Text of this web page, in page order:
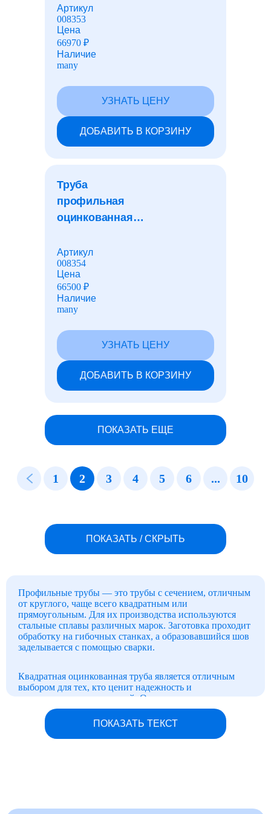
30x30x1,0 мм
Артикул
008353
Цена
66970 ₽
Наличие
many
УЗНАТЬ ЦЕНУ
ДОБАВИТЬ В КОРЗИНУ
Труба
профильная
оцинкованная
30x30x2,0 мм
Артикул
008354
Цена
66500 ₽
Наличие
many
УЗНАТЬ ЦЕНУ
ДОБАВИТЬ В КОРЗИНУ
ПОКАЗАТЬ ЕЩЕ
1 2 3 4 5 6 ... 10
ПОКАЗАТЬ / СКРЫТЬ
Профильные трубы — это трубы с сечением, отличным
от круглого, чаще всего квадратным или
прямоугольным. Для их производства используются
стальные сплавы различных марок. Заготовка проходит
обработку на гибочных станках, а образовавшийся шов
заделывается с помощью сварки.
Квадратная оцинкованная труба является отличным
выбором для тех, кто ценит надежность и
долговечность конструкций. Оцинкованное покрытие
защищает от коррозии, а квадратная форма придает
дополнительную прочность и устойчивость к
деформациям.
Оцинкованная профильная труба обладает рядом
ПОКАЗАТЬ ТЕКСТ